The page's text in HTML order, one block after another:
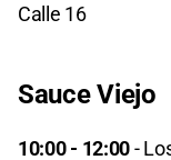
Calle 16
Sauce Viejo
10:00 - 12:00-